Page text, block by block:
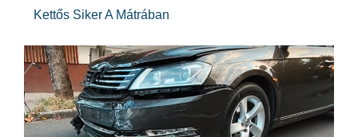
Kettős Siker A Mátrában